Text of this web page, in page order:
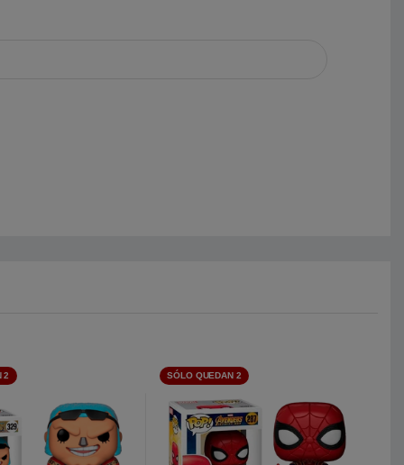
2 SÓLO QUEDAN 2